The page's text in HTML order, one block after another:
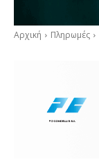
Αρχική Πληρωμές